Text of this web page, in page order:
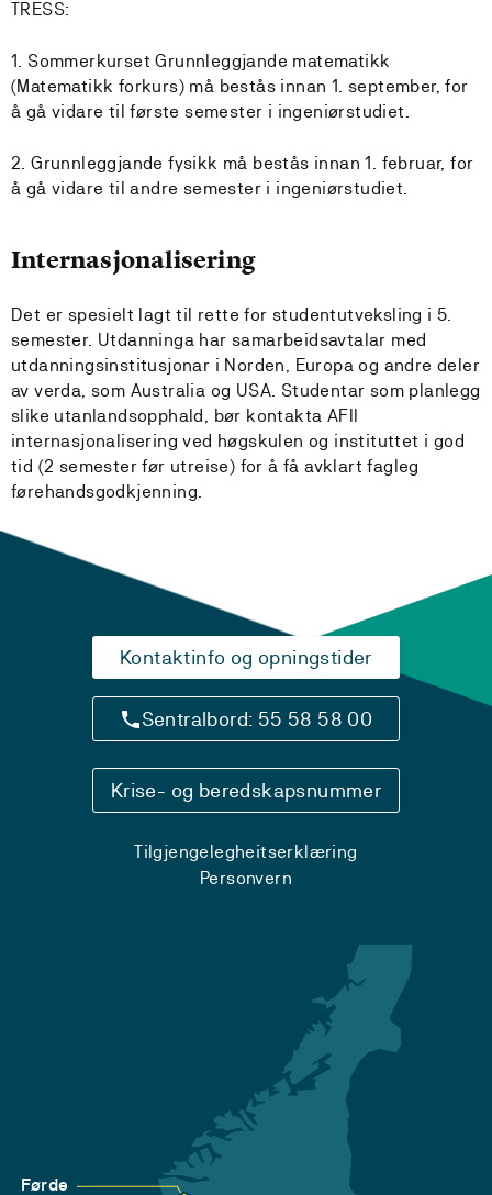
TRESS:
1. Sommerkurset Grunnleggjande matematikk
(Matematikk forkurs) må bestås innan 1. september, for
å gå vidare til første semester i ingeniørstudiet.
2. Grunnleggjande fysikk må bestås innan 1. februar, for
å gå vidare til andre semester i ingeniørstudiet.
Internasjonalisering
Det er spesielt lagt til rette for studentutveksling i 5.
semester. Utdanninga har samarbeidsavtalar med
utdanningsinstitusjonar i Norden, Europa og andre deler
av verda, som Australia og USA. Studentar som planlegg
slike utanlandsopphald, bør kontakta AFII
internasjonalisering ved høgskulen og instituttet i god
tid (2 semester før utreise) for å få avklart fagleg
førehandsgodkjenning.
Kontaktinfo og opningstider
Sentralbord: 55 58 58 00
Krise- og beredskapsnummer
Tilgjengelegheitserklæring
Personvern
Førde